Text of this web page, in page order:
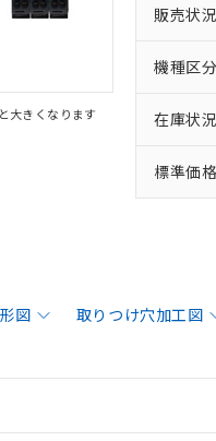
大きくなります
販売状況
機種区分
在庫状況
標準価
図 取りつけ穴加工図